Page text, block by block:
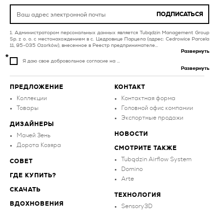
золотистая плитка для
балкона и террасы
плитка для
инвестиционных
объектов
ПРЕДЛОЖЕНИЕ
Коллекции
Товары
ДИЗАЙНЕРЫ
Мачей Зень
Дорота Козяра
СОВЕТ
ГДЕ КУПИТЬ?
СКАЧАТЬ
ВДОХНОВЕНИЯ
КОНТАКТ
Контактная форма
Головной офис компании
Экспортные продажи
НОВОСТИ
СМОТРИТЕ ТАКЖЕ
Tubądzin Airflow System
Domino
Arte
ТЕХНОЛОГИЯ
Sensory3D
ПОДПИСАТЬСЯ
Администратором персональных данных является Tubądzin Management Group
Sp. z o. o. с местонахождением в с. Цедровице Парцела (адрес: Cedrowice Parcela
11, 95-035 Ozorków), внесенное в Реестр предпринимателе...
Развернуть
Я даю свое добровольное согласие на ...
Развернуть